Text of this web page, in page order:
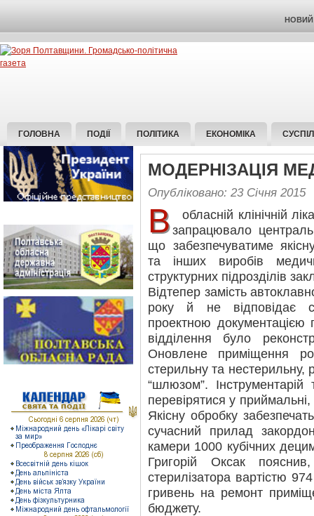
НОВИЙ
ГОЛОВНА ПОДІЇ ПОЛІТИКА ЕКОНОМІКА
МОДЕРНІЗАЦІЯ
Опубліковано: 23 Січня 2015
В
обласній клінічній
запрацювало
що забезпечуватиме
та інших виробів
структурних підрозділів
Відтепер замість
року й не відповідає
проектною документацією
відділення було
Оновлене приміщення
стерильну та нестерильну,
“шлюзом”. Інструментарій
перевірятися у
Якісну обробку
сучасний прилад
камери 1000 кубічних
Григорій Оксак
стерилізатора вартістю
гривень на ремонт
бюджету.